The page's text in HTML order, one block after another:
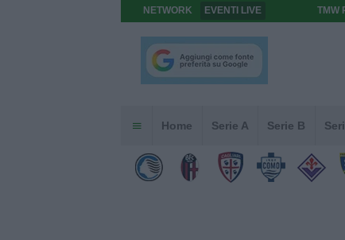
NETWORK EVENTI LIVE TMW
Home Serie A Serie B